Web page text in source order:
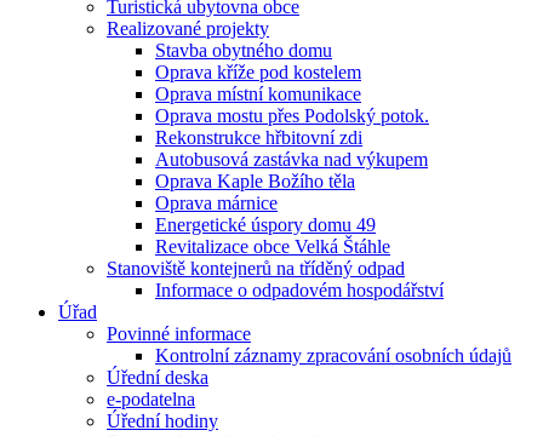
Turistická ubytovna obce
Realizované projekty
Stavba obytného domu
Oprava kříže pod kostelem
Oprava místní komunikace
Oprava mostu přes Podolský potok.
Rekonstrukce hřbitovní zdi
Autobusová zastávka nad výkupem
Oprava Kaple Božího těla
Oprava márnice
Energetické úspory domu 49
Revitalizace obce Velká Štáhle
Stanoviště kontejnerů na tříděný odpad
Informace o odpadovém hospodářství
Úřad
Povinné informace
Kontrolní záznamy zpracování osobních údajů
Úřední deska
e-podatelna
Úřední hodiny